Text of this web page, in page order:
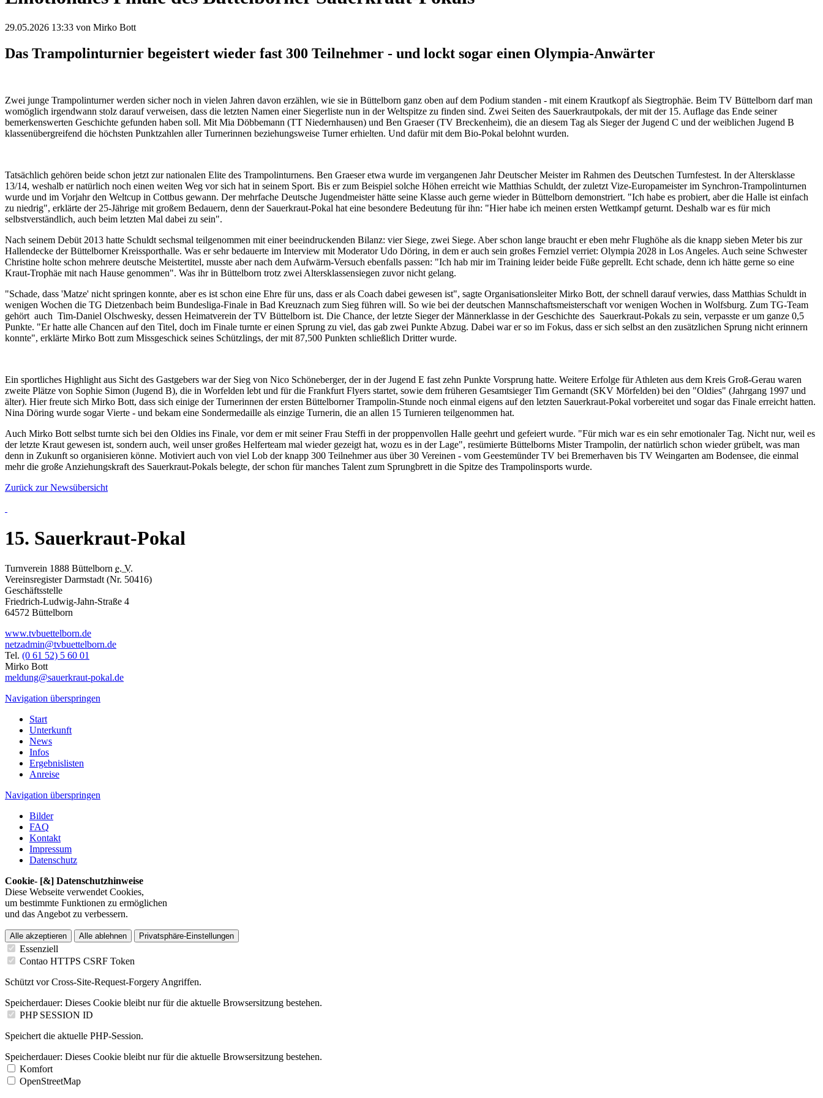
29.05.2026 13:33 von Mirko Bott
Das Trampolinturnier begeistert wieder fast 300 Teilnehmer - und lockt sogar einen Olympia-Anwärter
Zwei junge Trampolinturner werden sicher noch in vielen Jahren davon erzählen, wie sie in Büttelborn ganz oben auf dem Podium standen - mit einem Krautkopf als Siegtrophäe. Beim TV Büttelborn darf man
womöglich irgendwann stolz darauf verweisen, dass die letzten Namen einer Siegerliste nun in der Weltspitze zu finden sind. Zwei Seiten des Sauerkrautpokals, der mit der 15. Auflage das Ende seiner
bemerkenswerten Geschichte gefunden haben soll. Mit Mia Döbbemann (TT Niedernhausen) und Ben Graeser (TV Breckenheim), die an diesem Tag als Sieger der Jugend C und der weiblichen Jugend B
klassenübergreifend die höchsten Punktzahlen aller Turnerinnen beziehungsweise Turner erhielten. Und dafür mit dem Bio-Pokal belohnt wurden.
Tatsächlich gehören beide schon jetzt zur nationalen Elite des Trampolinturnens. Ben Graeser etwa wurde im vergangenen Jahr Deutscher Meister im Rahmen des Deutschen Turnfestest. In der Altersklasse
13/14, weshalb er natürlich noch einen weiten Weg vor sich hat in seinem Sport. Bis er zum Beispiel solche Höhen erreicht wie Matthias Schuldt, der zuletzt Vize-Europameister im Synchron-Trampolinturnen
wurde und im Vorjahr den Weltcup in Cottbus gewann. Der mehrfache Deutsche Jugendmeister hätte seine Klasse auch gerne wieder in Büttelborn demonstriert. "Ich habe es probiert, aber die Halle ist einfach
zu niedrig", erklärte der 25-Jährige mit großem Bedauern, denn der Sauerkraut-Pokal hat eine besondere Bedeutung für ihn: "Hier habe ich meinen ersten Wettkampf geturnt. Deshalb war es für mich
selbstverständlich, auch beim letzten Mal dabei zu sein".
Nach seinem Debüt 2013 hatte Schuldt sechsmal teilgenommen mit einer beeindruckenden Bilanz: vier Siege, zwei Siege. Aber schon lange braucht er eben mehr Flughöhe als die knapp sieben Meter bis zur
Hallendecke der Büttelborner Kreissporthalle. Was er sehr bedauerte im Interview mit Moderator Udo Döring, in dem er auch sein großes Fernziel verriet: Olympia 2028 in Los Angeles. Auch seine Schwester
Christine holte schon mehrere deutsche Meistertitel, musste aber nach dem Aufwärm-Versuch ebenfalls passen: "Ich hab mir im Training leider beide Füße geprellt. Echt schade, denn ich hätte gerne so eine
Kraut-Trophäe mit nach Hause genommen". Was ihr in Büttelborn trotz zwei Altersklassensiegen zuvor nicht gelang.
"Schade, dass 'Matze' nicht springen konnte, aber es ist schon eine Ehre für uns, dass er als Coach dabei gewesen ist", sagte Organisationsleiter Mirko Bott, der schnell darauf verwies, dass Matthias Schuldt in
wenigen Wochen die TG Dietzenbach beim Bundesliga-Finale in Bad Kreuznach zum Sieg führen will. So wie bei der deutschen Mannschaftsmeisterschaft vor wenigen Wochen in Wolfsburg. Zum TG-Team
gehört auch Tim-Daniel Olschwesky, dessen Heimatverein der TV Büttelborn ist. Die Chance, der letzte Sieger der Männerklasse in der Geschichte des Sauerkraut-Pokals zu sein, verpasste er um ganze 0,5
Punkte. "Er hatte alle Chancen auf den Titel, doch im Finale turnte er einen Sprung zu viel, das gab zwei Punkte Abzug. Dabei war er so im Fokus, dass er sich selbst an den zusätzlichen Sprung nicht erinnern
konnte", erklärte Mirko Bott zum Missgeschick seines Schützlings, der mit 87,500 Punkten schließlich Dritter wurde.
Ein sportliches Highlight aus Sicht des Gastgebers war der Sieg von Nico Schöneberger, der in der Jugend E fast zehn Punkte Vorsprung hatte. Weitere Erfolge für Athleten aus dem Kreis Groß-Gerau waren
zweite Plätze von Sophie Simon (Jugend B), die in Worfelden lebt und für die Frankfurt Flyers startet, sowie dem früheren Gesamtsieger Tim Gernandt (SKV Mörfelden) bei den "Oldies" (Jahrgang 1997 und
älter). Hier freute sich Mirko Bott, dass sich einige der Turnerinnen der ersten Büttelborner Trampolin-Stunde noch einmal eigens auf den letzten Sauerkraut-Pokal vorbereitet und sogar das Finale erreicht hatten.
Nina Döring wurde sogar Vierte - und bekam eine Sondermedaille als einzige Turnerin, die an allen 15 Turnieren teilgenommen hat.
Auch Mirko Bott selbst turnte sich bei den Oldies ins Finale, vor dem er mit seiner Frau Steffi in der proppenvollen Halle geehrt und gefeiert wurde. "Für mich war es ein sehr emotionaler Tag. Nicht nur, weil es
der letzte Kraut gewesen ist, sondern auch, weil unser großes Helferteam mal wieder gezeigt hat, wozu es in der Lage", resümierte Büttelborns Mister Trampolin, der natürlich schon wieder grübelt, was man
denn in Zukunft so organisieren könne. Motiviert auch von viel Lob der knapp 300 Teilnehmer aus über 30 Vereinen - vom Geestemünder TV bei Bremerhaven bis TV Weingarten am Bodensee, die einmal
mehr die große Anziehungskraft des Sauerkraut-Pokals belegte, der schon für manches Talent zum Sprungbrett in die Spitze des Trampolinsports wurde.
Zurück zur Newsübersicht
15. Sauerkraut-Pokal
Turnverein 1888 Büttelborn e. V.
Vereinsregister Darmstadt (Nr. 50416)
Geschäftsstelle
Friedrich-Ludwig-Jahn-Straße 4
64572 Büttelborn
www.tvbuettelborn.de
netzadmin@tvbuettelborn.de
Tel. (0 61 52) 5 60 01
Mirko Bott
meldung@sauerkraut-pokal.de
Navigation überspringen
Start
Unterkunft
News
Infos
Ergebnislisten
Anreise
Navigation überspringen
Bilder
FAQ
Kontakt
Impressum
Datenschutz
Cookie- [&] Datenschutzhinweise
Diese Webseite verwendet Cookies,
um bestimmte Funktionen zu ermöglichen
und das Angebot zu verbessern.
Alle akzeptieren Alle ablehnen Privatsphäre-Einstellungen
Essenziell
Contao HTTPS CSRF Token
Schützt vor Cross-Site-Request-Forgery Angriffen.
Speicherdauer: Dieses Cookie bleibt nur für die aktuelle Browsersitzung bestehen.
PHP SESSION ID
Speichert die aktuelle PHP-Session.
Speicherdauer: Dieses Cookie bleibt nur für die aktuelle Browsersitzung bestehen.
Komfort
OpenStreetMap